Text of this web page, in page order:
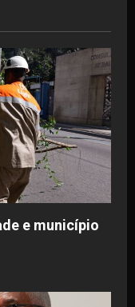
e município